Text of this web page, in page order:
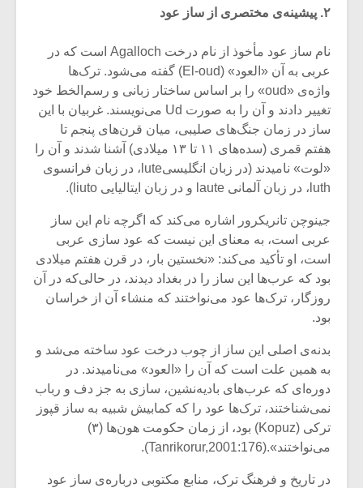
۲. پیشینه‌ی مختصری از ساز عود
نام ساز عود مأخوذ از نام درخت Agalloch است که در
عربی به آن «العود» (El-oud) گفته می‌شود. ترک‌ها
واژه‌ی «oud» را بر اساس ساختار زبانی و رسم‌الخط خود
تغییر دادند و آن را به صورت Ud می‌نویسند. غربیان با این
ساز در زمان جنگ‌های صلیبی، میان قرن‌های پنجم تا
هفتم قمری (سده‌های ۱۱ تا ۱۳ میلادی) آشنا شدند و آن را
«لوت» نامیدند (در زبان انگلیسیlute، در زبان فرانسوی
luth، در زبان آلمانی laute و در زبان ایتالیایی liuto).
جینوچن تانریکرور اشاره می‌کند که اگرچه نام این ساز
عربی است، به معنای این نیست که عود سازی عربی
است، او تأکید می‌کند: «نخستین بار، در قرن هفتم میلادی
بود که عرب‌ها این ساز را در بغداد دیدند، در حالی‌که در آن
روزگار، ترک‌ها عود می‌نواختند که منشاء آن از خراسان
بود.
بدنه‌ی اصلی این ساز از چوب درخت عود ساخته می‌شد و
به همین علت است که آن را «العود» می‌‌نامیدند. در
دوره‌ای که عرب‌های بادیه‌نشین، سازی به جز دف و رباب
نمی‌شناختند، ترک‌ها عود را که کمابیش شبیه به ساز قپوز
ترکی (Kopuz) بود، از زمان حکومت هون‌ها (۳)
می‌نواختند».(Tanrikorur,2001:176).
در تاریخ و فرهنگ ترک، منابع مکتوبی درباره‌ی ساز عود